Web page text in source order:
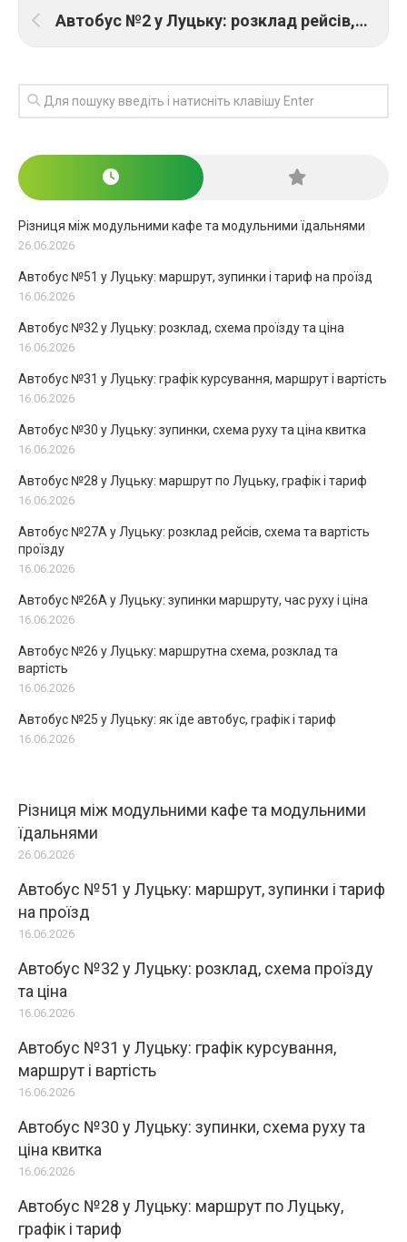
Автобус №2 у Луцьку: розклад рейсів, схема маршруту і тариф
Різниця між модульними кафе та модульними їдальнями
26.06.2026
Автобус №51 у Луцьку: маршрут, зупинки і тариф на проїзд
16.06.2026
Автобус №32 у Луцьку: розклад, схема проїзду та ціна
16.06.2026
Автобус №31 у Луцьку: графік курсування, маршрут і вартість
16.06.2026
Автобус №30 у Луцьку: зупинки, схема руху та ціна квитка
16.06.2026
Автобус №28 у Луцьку: маршрут по Луцьку, графік і тариф
16.06.2026
Автобус №27А у Луцьку: розклад рейсів, схема та вартість
проїзду
16.06.2026
Автобус №26А у Луцьку: зупинки маршруту, час руху і ціна
16.06.2026
Автобус №26 у Луцьку: маршрутна схема, розклад та
вартість
16.06.2026
Автобус №25 у Луцьку: як їде автобус, графік і тариф
16.06.2026
Різниця між модульними кафе та модульними
їдальнями
26.06.2026
Автобус №51 у Луцьку: маршрут, зупинки і тариф
на проїзд
16.06.2026
Автобус №32 у Луцьку: розклад, схема проїзду
та ціна
16.06.2026
Автобус №31 у Луцьку: графік курсування,
маршрут і вартість
16.06.2026
Автобус №30 у Луцьку: зупинки, схема руху та
ціна квитка
16.06.2026
Автобус №28 у Луцьку: маршрут по Луцьку,
графік і тариф